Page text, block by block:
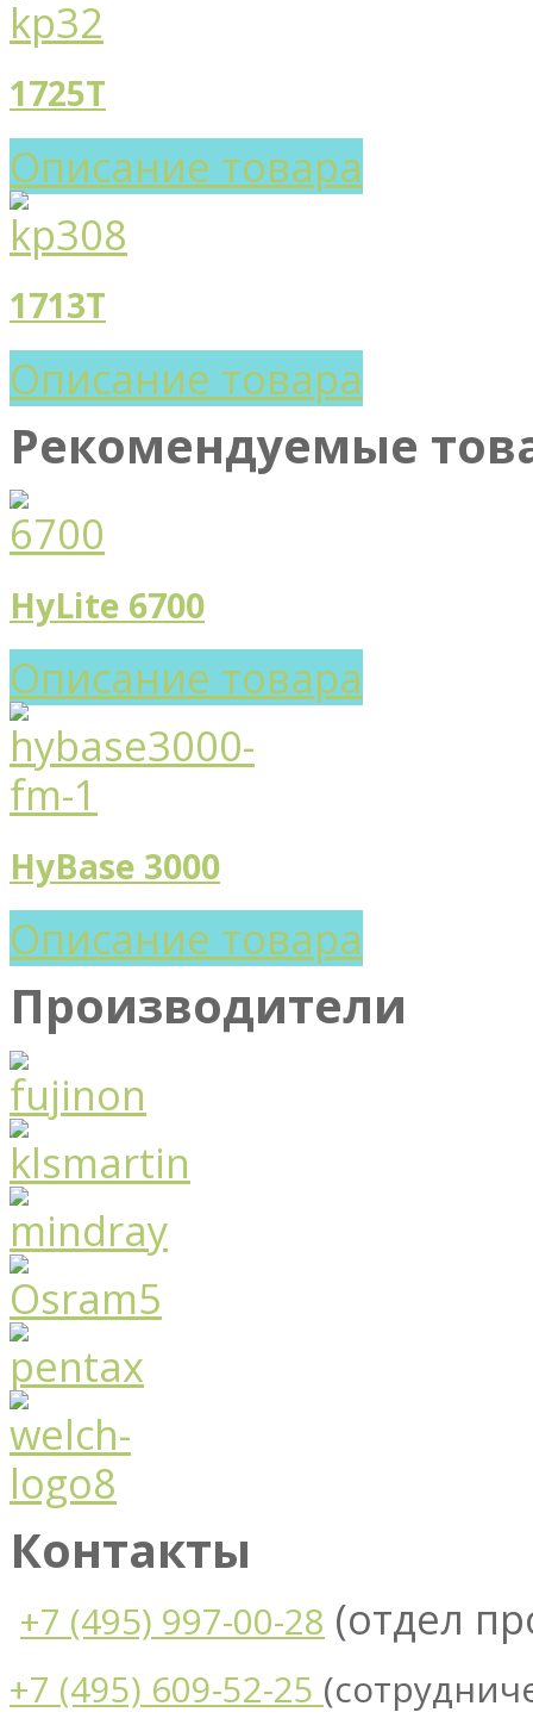
1725T
Описание товара
1713T
Описание товара
Рекомендуемые
HyLite 6700
Описание товара
HyBase 3000
Описание товара
Производители
Контакты
+7 (495) 997-00-28 (отдел
+7 (495) 609-52-25